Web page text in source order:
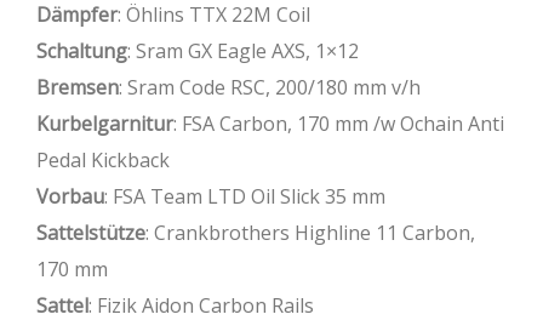
Dämpfer: Öhlins TTX 22M Coil
Schaltung: Sram GX Eagle AXS, 1×12
Bremsen: Sram Code RSC, 200/180 mm v/h
Kurbelgarnitur: FSA Carbon, 170 mm /w Ochain Anti
Pedal Kickback
Vorbau: FSA Team LTD Oil Slick 35 mm
Sattelstütze: Crankbrothers Highline 11 Carbon,
170 mm
Sattel: Fizik Aidon Carbon Rails